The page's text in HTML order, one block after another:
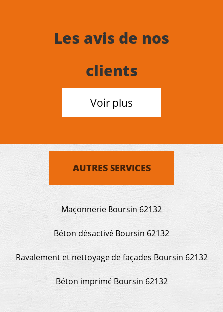
Les avis de nos
clients
Voir plus
AUTRES SERVICES
Maçonnerie Boursin 62132
Béton désactivé Boursin 62132
Ravalement et nettoyage de façades Boursin 62132
Béton imprimé Boursin 62132